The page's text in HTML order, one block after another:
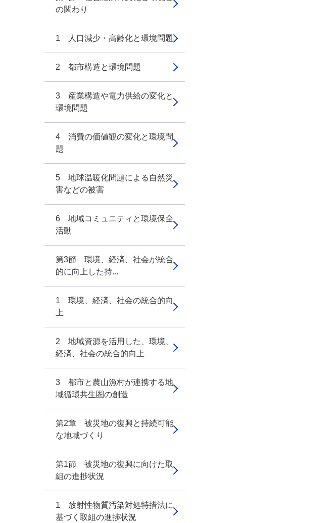
の関わり
1 人口減少・高齢化と環境問題
2 都市構造と環境問題
3 産業構造や電力供給の変化と
環境問題
4 消費の価値観の変化と環境問
題
5 地球温暖化問題による自然災
害などの被害
6 地域コミュニティと環境保全
活動
第3節 環境、経済、社会が統合
的に向上した持...
1 環境、経済、社会の統合的向
上
2 地域資源を活用した、環境、
経済、社会の統合的向上
3 都市と農山漁村が連携する地
域循環共生圏の創造
第2章 被災地の復興と持続可能
な地域づくり
第1節 被災地の復興に向けた取
組の進捗状況
1 放射性物質汚染対処特措法に
基づく取組の進捗状況